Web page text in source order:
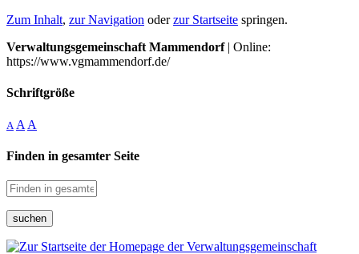
Zum Inhalt, zur Navigation oderzur Startseite springen.
Verwaltungsgemeinschaft Mammendorf| Online:
https://www.vgmammendorf.de/
Schriftgröße
A A A
Finden in gesamter Seite
suchen